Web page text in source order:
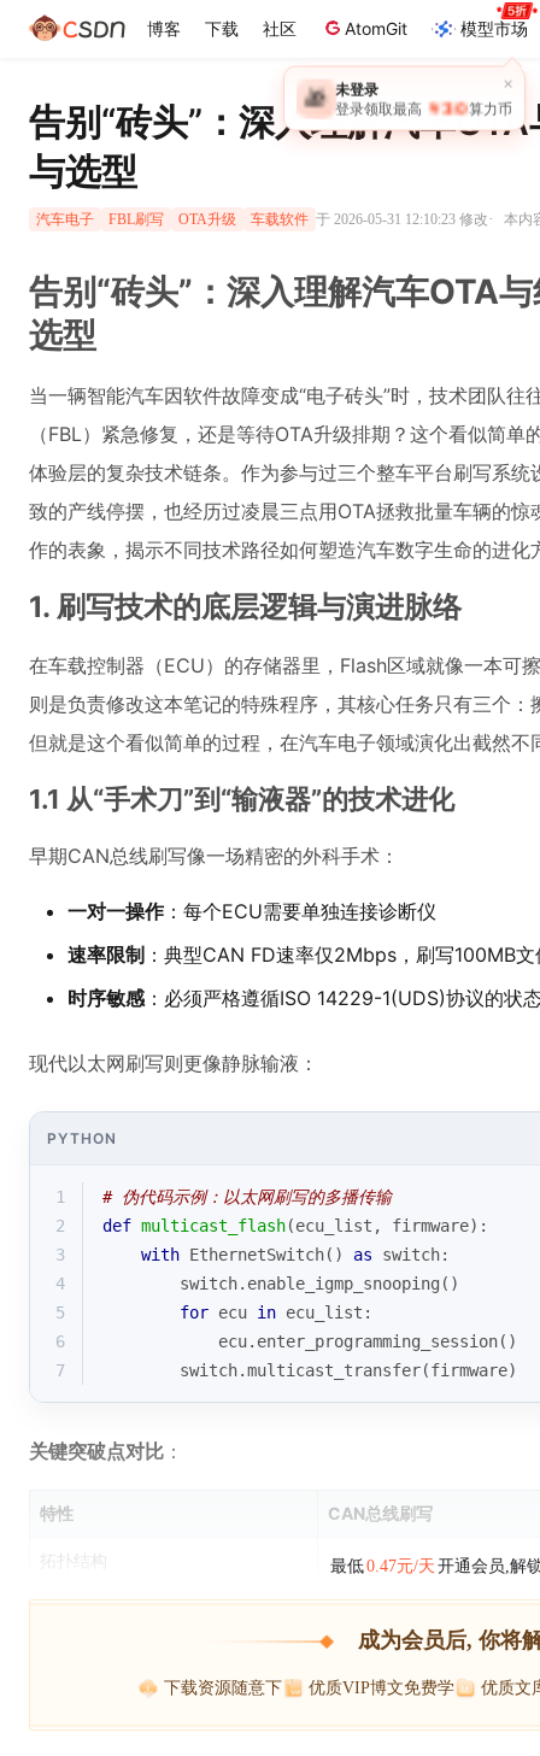
博客 下载 社区 AtomGit 模型市场
×
🎁 未登录
登录领取最高 ￥30 算力币
告别“砖头”：深入理解汽车
与选型
汽车电子 FBL刷写 OTA升级 车载软件 于 2026-05-31 12:10:23 修改· 本内
告别“砖头”：深入理解汽车OTA
选型
当一辆智能汽车因软件故障变成“电子砖头”时，技术团队
（FBL）紧急修复，还是等待OTA升级排期？这个看似简
体验层的复杂技术链条。作为参与过三个整车平台刷写系
致的产线停摆，也经历过凌晨三点用OTA拯救批量车辆的惊
作的表象，揭示不同技术路径如何塑造汽车数字生命的进化
1. 刷写技术的底层逻辑与演进脉络
在车载控制器（ECU）的存储器里，Flash区域就像一本可
则是负责修改这本笔记的特殊程序，其核心任务只有三个
但就是这个看似简单的过程，在汽车电子领域演化出截然不
1.1 从“手术刀”到“输液器”的技术进化
早期CAN总线刷写像一场精密的外科手术：
一对一操作：每个ECU需要单独连接诊断仪
速率限制 ：典型CAN FD速率仅2Mbps，刷写100MB
时序敏感：必须严格遵循ISO 14229-1(UDS)协议的状
现代以太网刷写则更像静脉输液：
PYTHON
1
# 伪代码示例：以太网刷写的多播传输
2
def multicast_flash(ecu_list, firmware):
3
with EthernetSwitch() as switch:
4
        switch.enable_igmp_snooping()
5
for ecu in ecu_list:
6
            ecu.enter_programming_session()
7
        switch.multicast_transfer(firmware)
关键突破点对比 ：
特性 CAN总线刷写
拓扑结构 最低0.47元/天 开通会员,解
成为会员后, 你将
下载资源随意下 优质VIP博文免费学 优质文